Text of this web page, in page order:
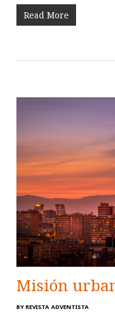
Read More
Misión
BY REVISTA ADVENTISTA